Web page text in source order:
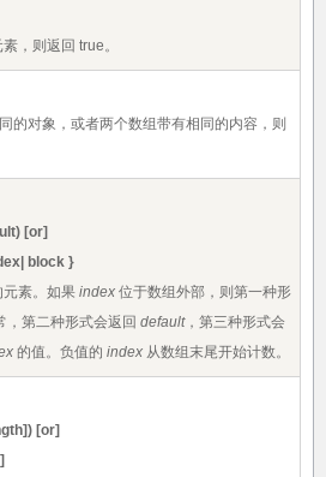
，则返回 true。
的对象，或者两个数组带有相同的内容，则
[or]
block }
元素。如果 index 位于数组外部，则第一种形
，第二种形式会返回 default，第三种形式会
的值。负值的 index 从数组末尾开始计数。
[or]